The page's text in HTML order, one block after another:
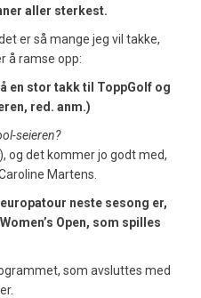
aller sterkest.
er så mange jeg vil takke,
å ramse opp:
en stor takk til ToppGolf og
red. anm.)
seieren?
og det kommer jo godt med,
Martens.
neste sesong er,
Open, som spilles
som avsluttes med